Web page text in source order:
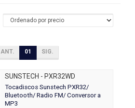
ANT. 01 SIG.
SUNSTECH - PXR32WD
Tocadiscos Sunstech PXR32/
Bluetooth/ Radio FM/ Conversor a
MP3